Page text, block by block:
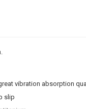
vibration absorption
slip